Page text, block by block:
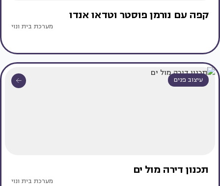
קפה עם נורמן פוסטר וטדאו אנדו
מערכת בית ונוי
עיצוב פנים
תכנון דירה מול ים
מערכת בית ונוי